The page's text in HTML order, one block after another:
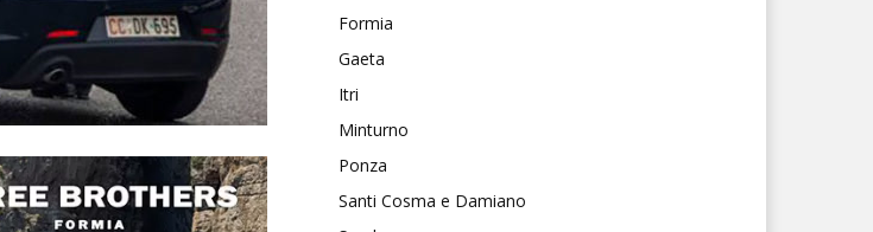
Formia
Gaeta
Itri
Minturno
Ponza
Santi Cosma e Damiano